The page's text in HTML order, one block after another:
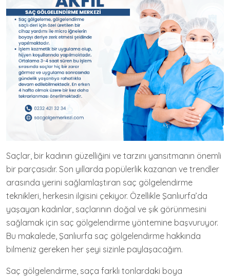
Saçlar, bir kadının güzelliğini ve tarzını yansıtmanın önemli
bir parçasıdır. Son yıllarda popülerlik kazanan ve trendler
arasında yerini sağlamlaştıran saç gölgelendirme
teknikleri, herkesin ilgisini çekiyor. Özellikle Şanlıurfa’da
yaşayan kadınlar, saçlarının doğal ve şık görünmesini
sağlamak için saç gölgelendirme yöntemine başvuruyor.
Bu makalede, Şanlıurfa saç gölgelendirme hakkında
bilmeniz gereken her şeyi sizinle paylaşacağım.
Saç gölgelendirme, saça farklı tonlardaki boya